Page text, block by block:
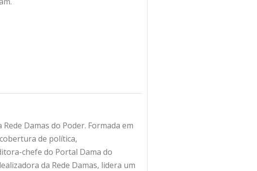
Damas do Poder. Formada em
de política,
chefe do Portal Dama do
da Rede Damas, lidera um